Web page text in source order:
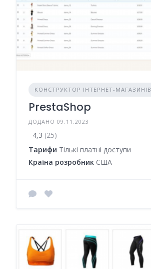
КОНСТРУКТОР ІНТЕРНЕТ-МАГАЗИНІВ
PrestaShop
ДОДАНО 09.11.2023
4,3 (25)
Тарифи Тількі платні доступи
Країна розробник США